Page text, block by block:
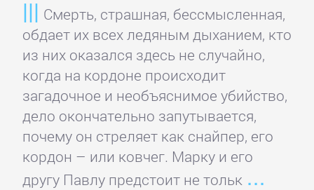
Смерть, страшная, бессмысленная,
обдает их всех ледяным дыханием, кто
из них оказался здесь не случайно,
когда на кордоне происходит
загадочное и необъяснимое убийство,
дело окончательно запутывается,
почему он стреляет как снайпер, его
кордон – или ковчег. Марку и его
другу Павлу предстоит не тольк